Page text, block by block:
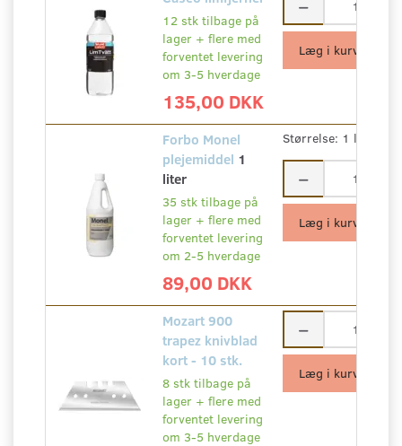
12 stk tilbage på
lager + flere med
forventet levering
om 3-5 hverdage
135,00 DKK
Læg i kurv
Forbo Monel
plejemiddel 1
liter
35 stk tilbage på
lager + flere med
forventet levering
om 2-5 hverdage
89,00 DKK
Størrelse: 1 liter
Læg i kurv
Mozart 900
trapez knivblad
kort - 10 stk.
8 stk tilbage på
lager + flere med
forventet levering
om 3-5 hverdage
Læg i kurv